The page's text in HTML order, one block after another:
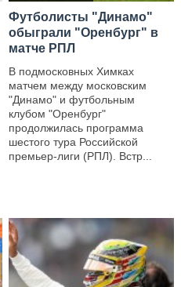
Футболисты "Динамо"
обыграли "Оренбург" в
матче РПЛ
В подмосковных Химках
матчем между московским
"Динамо" и футбольным
клубом "Оренбург"
продолжилась программа
шестого тура Российской
премьер-лиги (РПЛ). Встр...